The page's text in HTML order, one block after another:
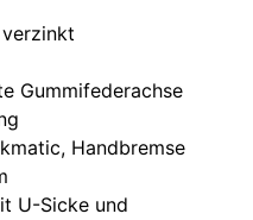
Gummifederachse
Handbremse
U-Sicke und